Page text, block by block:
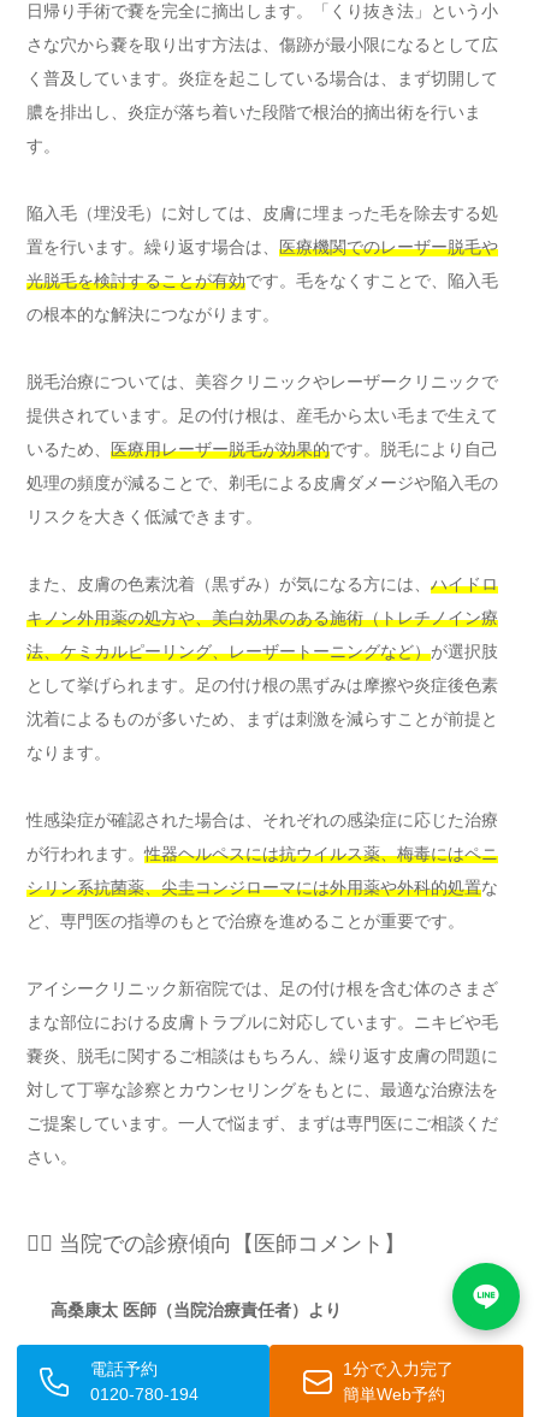
日帰り手術で嚢を完全に摘出します。「くり抜き法」という小
さな穴から嚢を取り出す方法は、傷跡が最小限になるとして広
く普及しています。炎症を起こしている場合は、まず切開して
膿を排出し、炎症が落ち着いた段階で根治的摘出術を行いま
す。
陥入毛（埋没毛）に対しては、皮膚に埋まった毛を除去する処
置を行います。繰り返す場合は、 医療機関でのレーザー脱毛や
光脱毛を検討することが有効です。毛をなくすことで、陥入毛
の根本的な解決につながります。
脱毛治療については、美容クリニックやレーザークリニックで
提供されています。足の付け根は、産毛から太い毛まで生えて
いるため、 医療用レーザー脱毛が効果的です。脱毛により自己
処理の頻度が減ることで、剃毛による皮膚ダメージや陥入毛の
リスクを大きく低減できます。
また、皮膚の色素沈着（黒ずみ）が気になる方には、 ハイドロ
キノン外用薬の処方や、美白効果のある施術（トレチノイン療
法、ケミカルピーリング、レーザートーニングなど）が選択肢
として挙げられます。足の付け根の黒ずみは摩擦や炎症後色素
沈着によるものが多いため、まずは刺激を減らすことが前提と
なります。
性感染症が確認された場合は、それぞれの感染症に応じた治療
が行われます。性器ヘルペスには抗ウイルス薬、梅毒にはペニ
シリン系抗菌薬、尖圭コンジローマには外用薬や外科的処置な
ど、専門医の指導のもとで治療を進めることが重要です。
アイシークリニック新宿院では、足の付け根を含む体のさまざ
まな部位における皮膚トラブルに対応しています。ニキビや毛
嚢炎、脱毛に関するご相談はもちろん、繰り返す皮膚の問題に
対して丁寧な診察とカウンセリングをもとに、最適な治療法を
ご提案しています。一人で悩まず、まずは専門医にご相談くだ
さい。
👨‍⚕️ 当院での診療傾向【医師コメント】
高桑康太 医師（当院治療責任者）より
「当院では、足の付け根のぷつぷつを「ただのニキビ」と
電話予約
0120-780-194
1分で入力完了
簡単Web予約